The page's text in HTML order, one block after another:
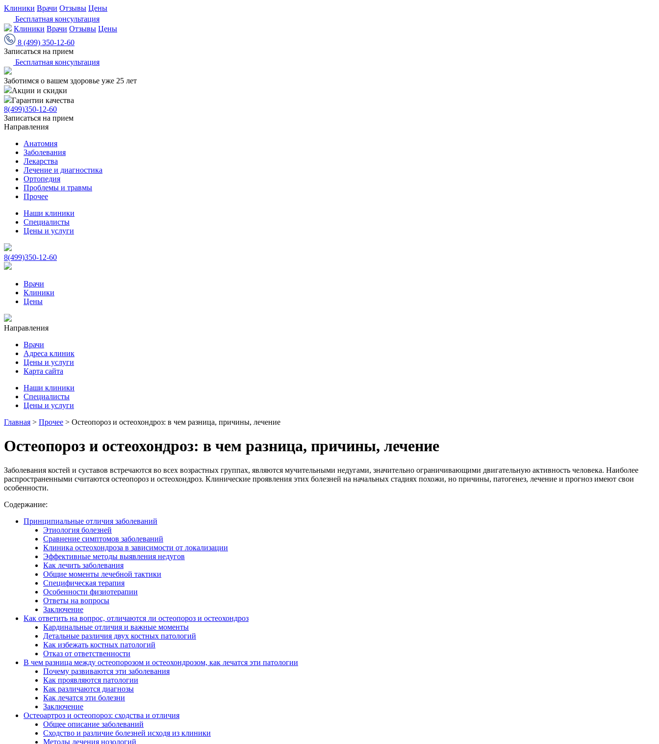
Клиники Врачи Отзывы Цены
Бесплатная консультация
Клиники Врачи Отзывы Цены
8 (499) 350-12-60
Записаться на прием
Бесплатная консультация
Заботимся о вашем здоровье уже 25 лет
Акции и скидки
Гарантии качества
8(499)350-12-60
Записаться на прием
Направления
Анатомия
Заболевания
Лекарства
Лечение и диагностика
Ортопедия
Проблемы и травмы
Прочее
Наши клиники
Специалисты
Цены и услуги
8(499)350-12-60
Врачи
Клиники
Цены
Направления
Врачи
Адреса клиник
Цены и услуги
Карта сайта
Наши клиники
Специалисты
Цены и услуги
Главная > Прочее > Остеопороз и остеохондроз: в чем разница, причины, лечение
Остеопороз и остеохондроз: в чем разница, причины, лечение
Заболевания костей и суставов встречаются во всех возрастных группах, являются мучительными недугами, значительно ограничивающими двигательную активность человека. Наиболее
распространенными считаются остеопороз и остеохондроз. Клинические проявления этих болезней на начальных стадиях похожи, но причины, патогенез, лечение и прогноз имеют свои
особенности.
Содержание:
Принципиальные отличия заболеваний
Этиология болезней
Сравнение симптомов заболеваний
Клиника остеохондроза в зависимости от локализации
Эффективные методы выявления недугов
Как лечить заболевания
Общие моменты лечебной тактики
Специфическая терапия
Особенности физиотерапии
Ответы на вопросы
Заключение
Как ответить на вопрос, отличаются ли остеопороз и остеохондроз
Кардинальные отличия и важные моменты
Детальные различия двух костных патологий
Как избежать костных патологий
Отказ от ответственности
В чем разница между остеопорозом и остеохондрозом, как лечатся эти патологии
Почему развиваются эти заболевания
Как проявляются патологии
Как различаются диагнозы
Как лечатся эти болезни
Заключение
Остеоартроз и остеопороз: сходства и отличия
Общее описание заболеваний
Сходство и различие болезней исходя из клиники
Методы лечения нозологий